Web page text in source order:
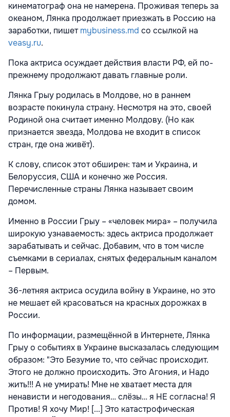
кинематограф она не намерена. Проживая теперь за
океаном, Лянка продолжает приезжать в Россию на
заработки, пишетmybusiness.md со ссылкой на
veasy.ru.
Пока актриса осуждает действия власти РФ, ей по-
прежнему продолжают давать главные роли.
Лянка Грыу родилась в Молдове, но в раннем
возрасте покинула страну. Несмотря на это, своей
Родиной она считает именно Молдову. (Но как
признается звезда, Молдова не входит в список
стран, где она живёт).
К слову, список этот обширен: там и Украина, и
Белоруссия, США и конечно же Россия.
Перечисленные страны Лянка называет своим
домом.
Именно в России Грыу – «человек мира» – получила
широкую узнаваемость: здесь актриса продолжает
зарабатывать и сейчас. Добавим, что в том числе
съемками в сериалах, снятых федеральным каналом
– Первым.
36-летняя актриса осудила войну в Украине, но это
не мешает ей красоваться на красных дорожках в
России.
По информации, размещённой в Интернете, Лянка
Грыу о событиях в Украине высказалась следующим
образом: "Это Безумие то, что сейчас происходит.
Этого не должно происходить. Это Агония, и Надо
жить!!! А не умирать! Мне не хватает места для
ненависти и негодования… слёзы… я НЕ согласна! Я
Против! Я хочу Мир! [...] Это катастрофическая